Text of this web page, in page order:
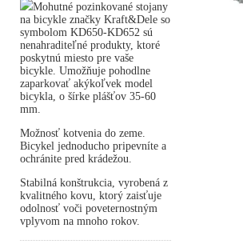
Mohutné pozinkované stojany
na bicykle značky Kraft&Dele so
symbolom KD650-KD652 sú
nenahraditeľné produkty, ktoré
poskytnú miesto pre vaše
bicykle. Umožňuje pohodlne
zaparkovať akýkoľvek model
bicykla, o šírke plášťov 35-60
mm.
Možnosť kotvenia do zeme.
Bicykel jednoducho pripevníte a
ochránite pred krádežou.
Stabilná konštrukcia, vyrobená z
kvalitného kovu, ktorý zaisťuje
odolnosť voči poveternostným
vplyvom na mnoho rokov.